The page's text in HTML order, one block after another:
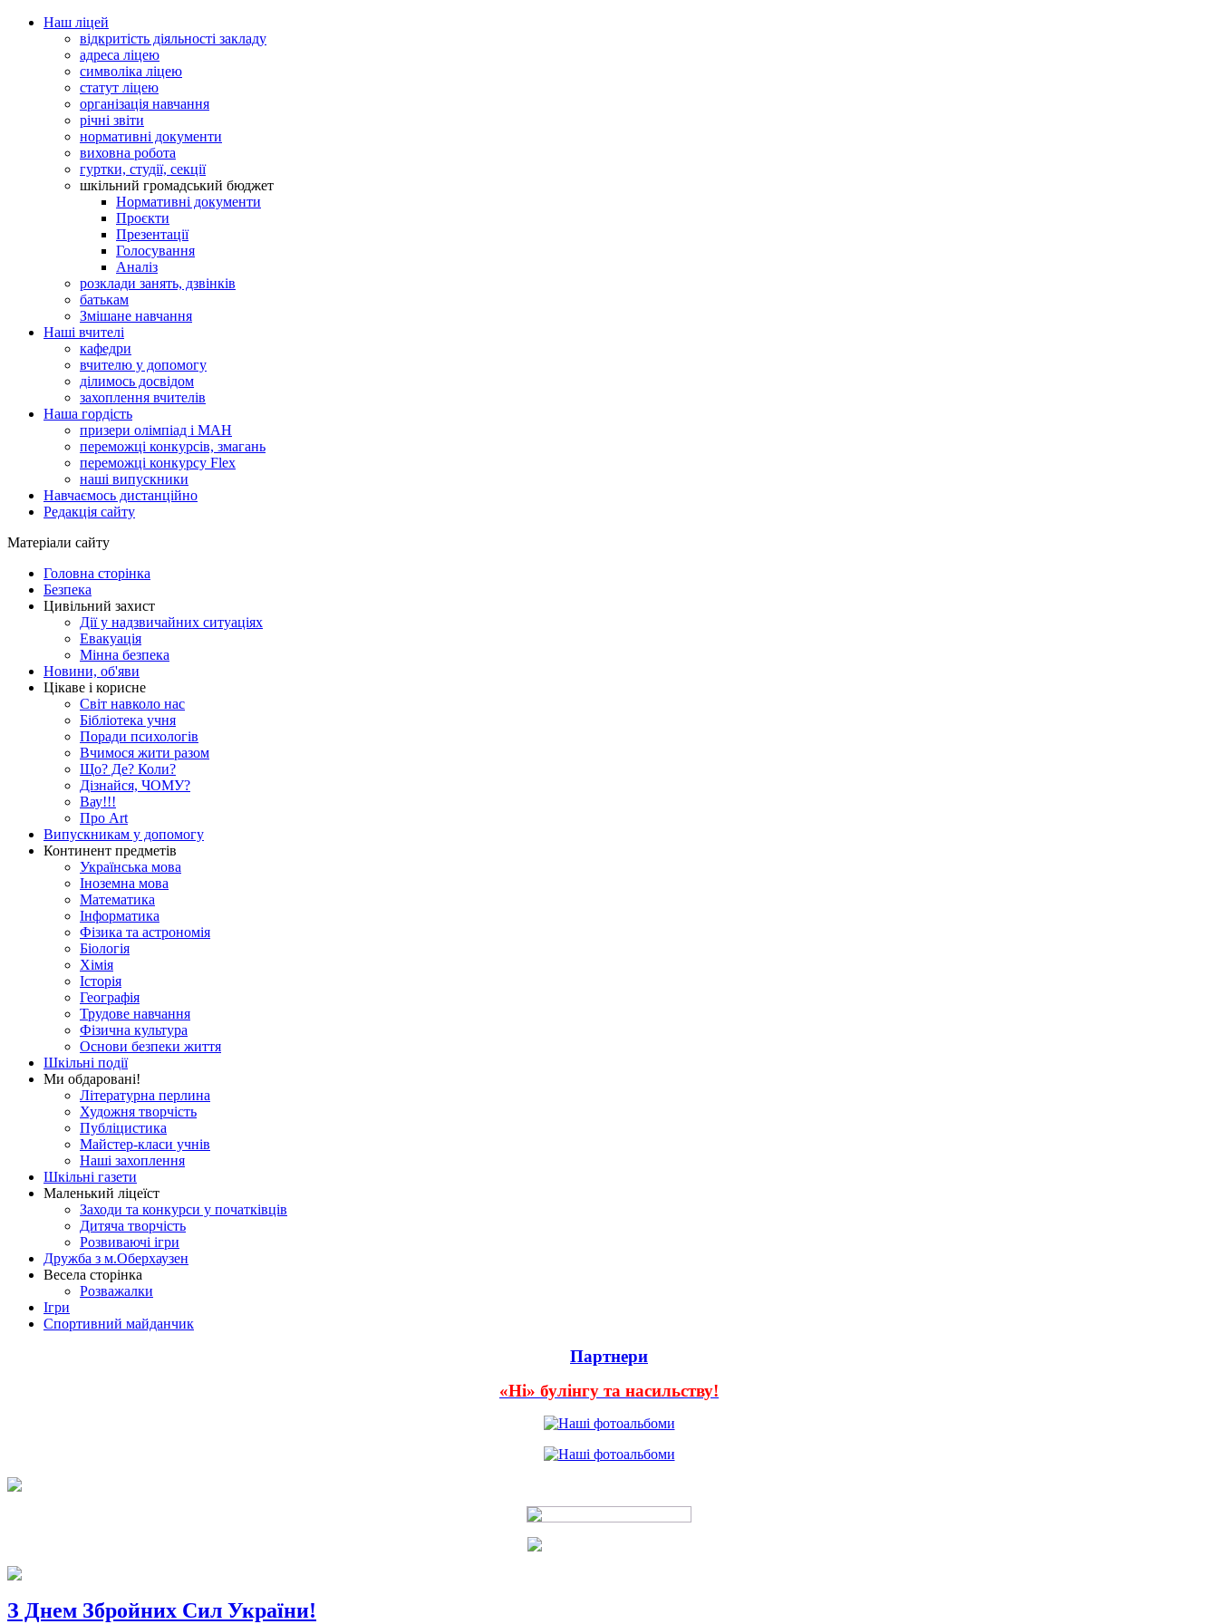
Наш ліцей
відкритість діяльності закладу
адреса ліцею
символіка ліцею
статут ліцею
організація навчання
річні звіти
нормативні документи
виховна робота
гуртки, студії, секції
шкільний громадський бюджет
Нормативні документи
Проєкти
Презентації
Голосування
Аналіз
розклади занять, дзвінків
батькам
Змішане навчання
Наші вчителі
кафедри
вчителю у допомогу
ділимось досвідом
захоплення вчителів
Наша гордість
призери олімпіад і МАН
переможці конкурсів, змагань
переможці конкурсу Flex
наші випускники
Навчаємось дистанційно
Редакція сайту
Матеріали сайту
Головна сторінка
Безпека
Цивільний захист
Дії у надзвичайних ситуаціях
Евакуація
Мінна безпека
Новини, об'яви
Цікаве і корисне
Світ навколо нас
Бібліотека учня
Поради психологів
Вчимося жити разом
Що? Де? Коли?
Дізнайся, ЧОМУ?
Вау!!!
Про Art
Випускникам у допомогу
Континент предметів
Українська мова
Іноземна мова
Математика
Інформатика
Фізика та астрономія
Біологія
Хімія
Історія
Географія
Трудове навчання
Фізична культура
Основи безпеки життя
Шкільні події
Ми обдаровані!
Літературна перлина
Художня творчість
Публіцистика
Майстер-класи учнів
Наші захоплення
Шкільні газети
Маленький ліцеїст
Заходи та конкурси у початківців
Дитяча творчість
Розвиваючі ігри
Дружба з м.Оберхаузен
Весела сторінка
Розважалки
Ігри
Спортивний майданчик
Партнери
«Ні» булінгу та насильству!
З Днем Збройних Сил України!